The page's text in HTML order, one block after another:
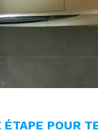
ÉTAPE POUR